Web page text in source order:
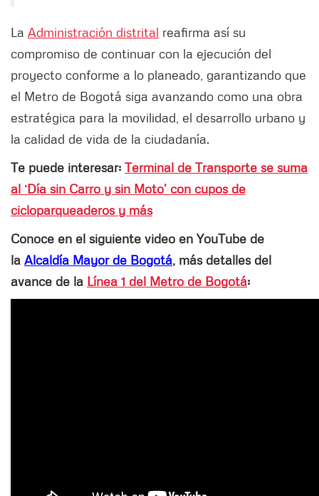
La Administración distrital reafirma así su
compromiso de continuar con la ejecución del
proyecto conforme a lo planeado, garantizando que
el Metro de Bogotá siga avanzando como una obra
estratégica para la movilidad, el desarrollo urbano y
la calidad de vida de la ciudadanía.
Te puede interesar: Terminal de Transporte se suma
al ‘Día sin Carro y sin Moto’ con cupos de
cicloparqueaderos y más
Conoce en el siguiente video en YouTube de
la Alcaldía Mayor de Bogotá, más detalles del
avance de la Línea 1 del Metro de Bogotá: